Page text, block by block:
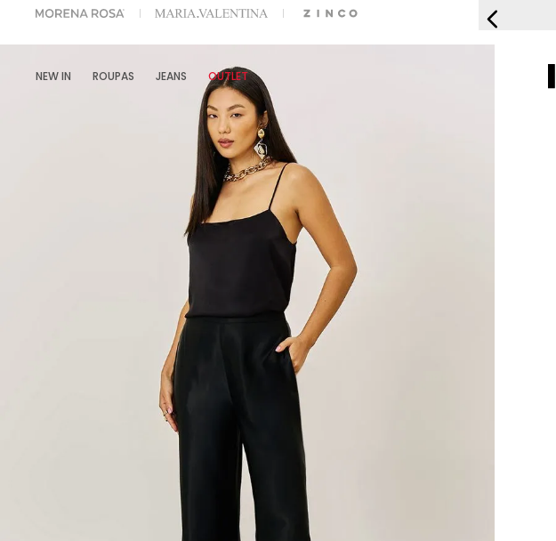
ESCOLHER SEU LOOK? FALE COM NOSSA PERSONAL SHOPPER.
NEW IN ROUPAS JEANS OUTLET